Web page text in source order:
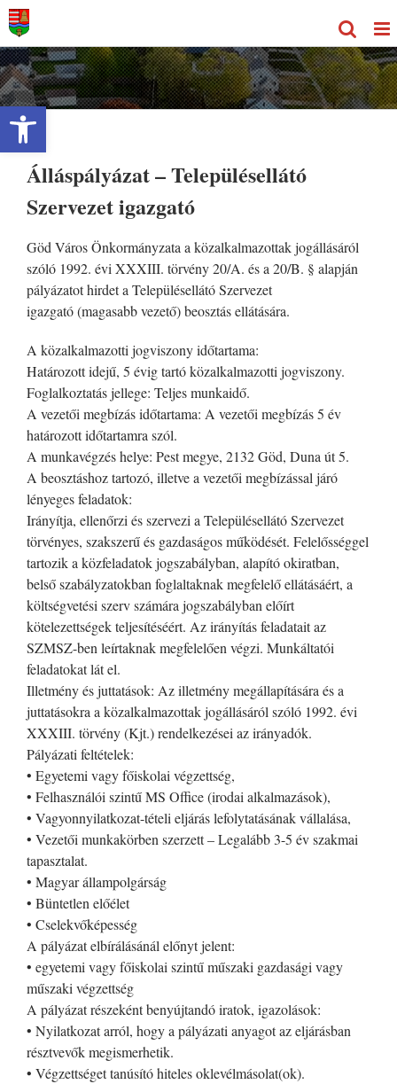
Eszköztár megnyitása
Kihagyás
Álláspályázat – Településellátó
Szervezet igazgató
Göd Város Önkormányzata a közalkalmazottak jogállásáról
szóló 1992. évi XXXIII. törvény 20/A. és a 20/B. § alapján
pályázatot hirdet a Településellátó Szervezet
igazgató (magasabb vezető) beosztás ellátására.
A közalkalmazotti jogviszony időtartama:
Határozott idejű, 5 évig tartó közalkalmazotti jogviszony.
Foglalkoztatás jellege: Teljes munkaidő.
A vezetői megbízás időtartama: A vezetői megbízás 5 év
határozott időtartamra szól.
A munkavégzés helye: Pest megye, 2132 Göd, Duna út 5.
A beosztáshoz tartozó, illetve a vezetői megbízással járó
lényeges feladatok:
Irányítja, ellenőrzi és szervezi a Településellátó Szervezet
törvényes, szakszerű és gazdaságos működését. Felelősséggel
tartozik a közfeladatok jogszabályban, alapító okiratban,
belső szabályzatokban foglaltaknak megfelelő ellátásáért, a
költségvetési szerv számára jogszabályban előírt
kötelezettségek teljesítéséért. Az irányítás feladatait az
SZMSZ-ben leírtaknak megfelelően végzi. Munkáltatói
feladatokat lát el.
Illetmény és juttatások: Az illetmény megállapítására és a
juttatásokra a közalkalmazottak jogállásáról szóló 1992. évi
XXXIII. törvény (Kjt.) rendelkezései az irányadók.
Pályázati feltételek:
• Egyetemi vagy főiskolai végzettség,
• Felhasználói szintű MS Office (irodai alkalmazások),
• Vagyonnyilatkozat-tételi eljárás lefolytatásának vállalása,
• Vezetői munkakörben szerzett – Legalább 3-5 év szakmai
tapasztalat.
• Magyar állampolgárság
• Büntetlen előélet
• Cselekvőképesség
A pályázat elbírálásánál előnyt jelent:
• egyetemi vagy főiskolai szintű műszaki gazdasági vagy
műszaki végzettség
A pályázat részeként benyújtandó iratok, igazolások:
• Nyilatkozat arról, hogy a pályázati anyagot az eljárásban
résztvevők megismerhetik.
• Végzettséget tanúsító hiteles oklevélmásolat(ok).